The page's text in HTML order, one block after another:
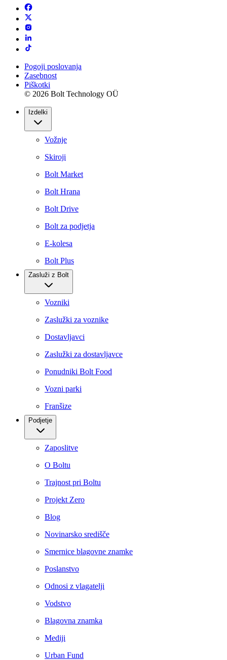
Pogoji poslovanja
Zasebnost
Piškotki
© 2026 Bolt Technology OÜ
Izdelki
Vožnje
Skiroji
Bolt Market
Bolt Hrana
Bolt Drive
Bolt za podjetja
E-kolesa
Bolt Plus
Zasluži z Bolt
Vozniki
Zaslužki za voznike
Dostavljavci
Zaslužki za dostavljavce
Ponudniki Bolt Food
Vozni parki
Franšize
Podjetje
Zaposlitve
O Boltu
Trajnost pri Boltu
Projekt Zero
Blog
Novinarsko središče
Smernice blagovne znamke
Poslanstvo
Odnosi z vlagatelji
Vodstvo
Blagovna znamka
Mediji
Urban Fund